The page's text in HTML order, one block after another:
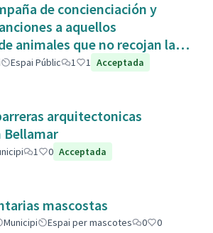
de concienciación y
a aquellos
animales que no recojan las
Es responsabili
Espai Públic 1 1 Acceptada
arquitectonicas
Bellamar
1 0 Acceptada
mascostas
Municipi Espai per mascotes 0
0